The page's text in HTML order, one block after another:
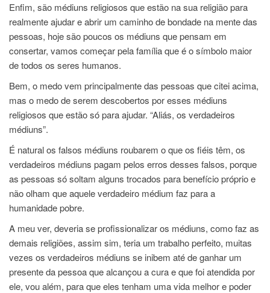
Enfim, são médiuns religiosos que estão na sua religião para
realmente ajudar e abrir um caminho de bondade na mente das
pessoas, hoje são poucos os médiuns que pensam em
consertar, vamos começar pela família que é o símbolo maior
de todos os seres humanos.
Bem, o medo vem principalmente das pessoas que citei acima,
mas o medo de serem descobertos por esses médiuns
religiosos que estão só para ajudar. “Aliás, os verdadeiros
médiuns”.
É natural os falsos médiuns roubarem o que os fiéis têm, os
verdadeiros médiuns pagam pelos erros desses falsos, porque
as pessoas só soltam alguns trocados para benefício próprio e
não olham que aquele verdadeiro médium faz para a
humanidade pobre.
A meu ver, deveria se profissionalizar os médiuns, como faz as
demais religiões, assim sim, teria um trabalho perfeito, muitas
vezes os verdadeiros médiuns se inibem até de ganhar um
presente da pessoa que alcançou a cura e que foi atendida por
ele, vou além, para que eles tenham uma vida melhor e poder